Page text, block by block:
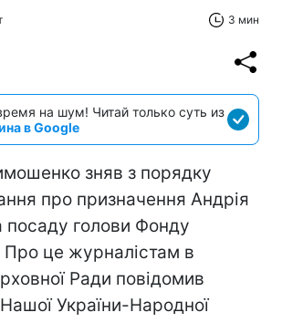
3 мин
на шум! Читай только суть из
в Google
зняв з порядку
про призначення Андрія
посаду голови Фонду
це журналістам в
Ради повідомив
України-Народної